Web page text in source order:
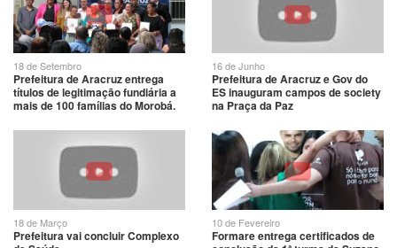
18 de Setembro
Prefeitura de Aracruz entrega
títulos de legitimação fundiária a
mais de 100 famílias do Morobá.
16 de Junho
Prefeitura de Aracruz e Gov do
ES inauguram campos de society
na Praça da Paz
18 de Março
Prefeitura vai concluir Complexo
10 de Fevereiro
Formare entrega certificados de